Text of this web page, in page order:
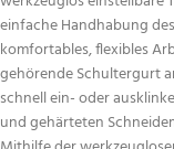
einfache Handhabung
komfortables, flexibles
gehörende Schultergurt
schnell ein- oder
und gehärteten